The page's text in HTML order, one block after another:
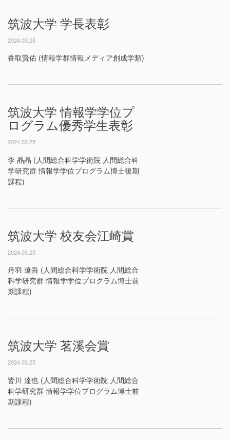
筑波大学 学長表彰
2024.03.25
香取賢佑 (情報学群情報メディア創成学類)
筑波大学 情報学学位プ
ログラム優秀学生表彰
2024.03.25
李 晶晶 (人間総合科学学術院 人間総合科
学研究群 情報学学位プログラム博士後期
課程)
筑波大学 校友会江崎賞
2024.03.25
丹羽 遼吾 (人間総合科学学術院 人間総合
科学研究群 情報学学位プログラム博士前
期課程)
筑波大学 茗溪会賞
2024.03.25
皆川 達也 (人間総合科学学術院 人間総合
科学研究群 情報学学位プログラム博士前
期課程)